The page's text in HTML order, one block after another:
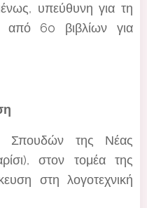
υπεύθυνη για τη
από 60 βιβλίων για
Σπουδών της Νέας
στον τομέα της
στη λογοτεχνική